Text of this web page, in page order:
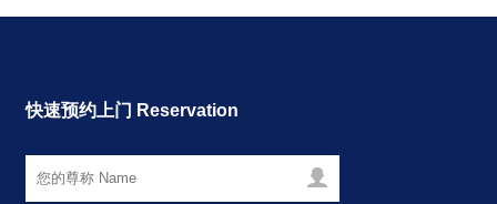
快速预约上门 Reservation